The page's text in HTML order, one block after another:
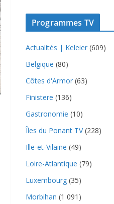
Programmes TV
Actualités | Keleier (609)
Belgique (80)
Côtes d'Armor (63)
Finistere (136)
Gastronomie (10)
Îles du Ponant TV(228)
Ille-et-Vilaine (49)
Loire-Atlantique (79)
Luxembourg (35)
Morbihan (1 091)